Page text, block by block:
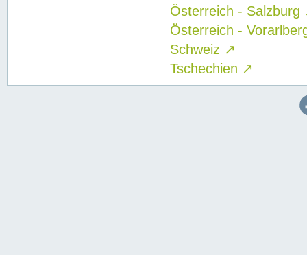
Österreich - Salzburg
Österreich -
Schweiz ↗
Tschechien ↗